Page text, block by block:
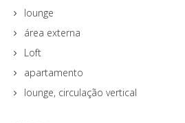
lounge
área externa
Loft
apartamento
lounge, circulação vertical